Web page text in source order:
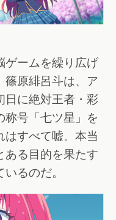
ゲームを繰り広げ
篠原緋呂斗は、ア
日に絶対王者・彩
称号「七ツ星」を
すべて嘘。本当
ある目的を果たす
るのだ。